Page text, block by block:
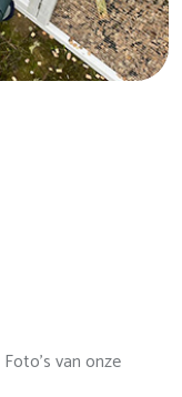
van onze